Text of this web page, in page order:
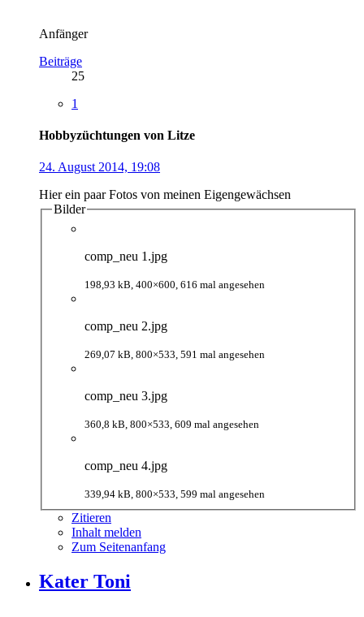
Anfänger
Beiträge
25
1
Hobbyzüchtungen von Litze
24. August 2014, 19:08
Hier ein paar Fotos von meinen Eigengewächsen
Bilder
comp_neu 1.jpg
198,93 kB, 400×600, 616 mal angesehen
comp_neu 2.jpg
269,07 kB, 800×533, 591 mal angesehen
comp_neu 3.jpg
360,8 kB, 800×533, 609 mal angesehen
comp_neu 4.jpg
339,94 kB, 800×533, 599 mal angesehen
Zitieren
Inhalt melden
Zum Seitenanfang
Kater Toni